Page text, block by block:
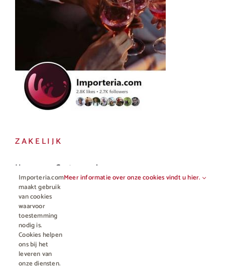
ZAKELIJK
Horeca en Gastronomie
Vakhandel
Importeria.com
maakt gebruik
van cookies
waarvoor
toestemming
nodig is.
Cookies helpen
ons bij het
leveren van
onze diensten.
Meer informatie over onze cookies vindt u hier.